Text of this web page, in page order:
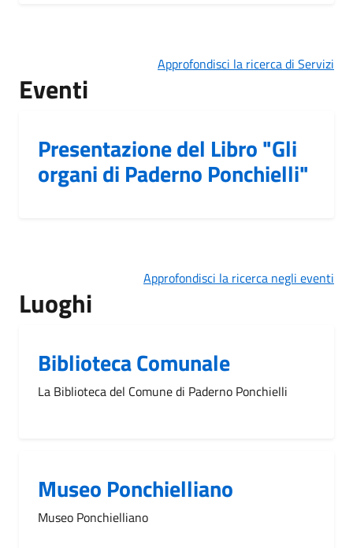
Approfondisci la ricerca di Servizi
Eventi
Presentazione del Libro "Gli
organi di Paderno Ponchielli"
Approfondisci la ricerca negli eventi
Luoghi
Biblioteca Comunale
La Biblioteca del Comune di Paderno Ponchielli
Museo Ponchielliano
Museo Ponchielliano